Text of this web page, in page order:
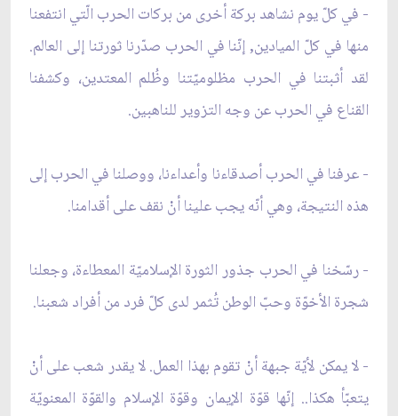
- في كلّ يوم نشاهد بركة أخرى من بركات الحرب الّتي انتفعنا
منها في كلّ الميادين, إنّنا في الحرب صدّرنا ثورتنا إلى العالم.
لقد أثبتنا في الحرب مظلوميّتنا وظُلم المعتدين، وكشفنا
القناع في الحرب عن وجه التزوير للناهبين.
- عرفنا في الحرب أصدقاءنا وأعداءنا، ووصلنا في الحرب إلى
هذه النتيجة، وهي أنّه يجب علينا أنْ نقف على أقدامنا.
- رسّخنا في الحرب جذور الثورة الإسلاميّة المعطاءة، وجعلنا
شجرة الأخوّة وحبّ الوطن تُثمر لدى كلّ فرد من أفراد شعبنا.
- لا يمكن لأيّة جبهة أنْ تقوم بهذا العمل. لا يقدر شعب على أنْ
يتعبّأ هكذا.. إنّها قوّة الإيمان وقوّة الإسلام والقوّة المعنويّة